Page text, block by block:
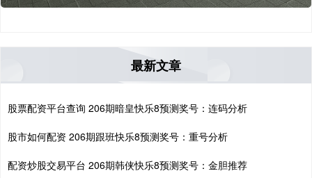
最新文章
股票配资平台查询 206期暗皇快乐8预测奖号：连码分析
股市如何配资 206期跟班快乐8预测奖号：重号分析
配资炒股交易平台 206期韩侠快乐8预测奖号：金胆推荐